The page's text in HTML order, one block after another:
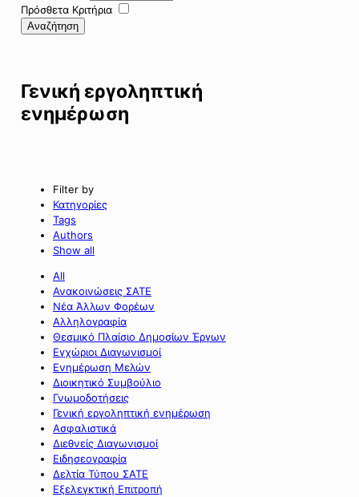
Πρόσθετα Κριτήρια
Αναζήτηση
Γενική εργοληπτική
ενημέρωση
Filter by
Κατηγορίες
Tags
Authors
Show all
All
Ανακοινώσεις ΣΑΤΕ
Νέα Άλλων Φορέων
Αλληλογραφία
Θεσμικό Πλαίσιο Δημοσίων Έργων
Εγχώριοι Διαγωνισμοί
Ενημέρωση Μελών
Διοικητικό Συμβούλιο
Γνωμοδοτήσεις
Γενική εργοληπτική ενημέρωση
Ασφαλιστικά
Διεθνείς Διαγωνισμοί
Ειδησεογραφία
Δελτία Τύπου ΣΑΤΕ
Εξελεγκτική Επιτροπή